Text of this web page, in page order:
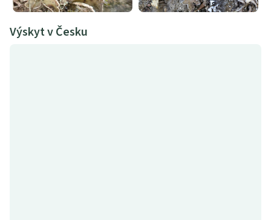
Výskyt v Česku